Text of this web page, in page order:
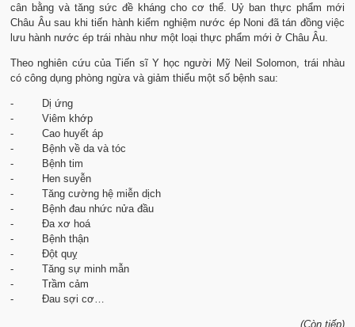
cân bằng và tăng sức đề kháng cho cơ thể. Uỷ ban thực phẩm mới
Châu Âu sau khi tiến hành kiểm nghiệm nước ép Noni đã tán đồng việc
lưu hành nước ép trái nhàu như một loại thực phẩm mới ở Châu Âu.
Theo nghiên cứu của Tiến sĩ Y học người Mỹ Neil Solomon, trái nhàu
có công dụng phòng ngừa và giảm thiểu một số bệnh sau:
- Dị ứng
- Viêm khớp
- Cao huyết áp
- Bệnh về da và tóc
- Bệnh tim
- Hen suyễn
- Tăng cường hệ miễn dịch
- Bệnh đau nhức nửa đầu
- Đa xơ hoá
- Bệnh thận
- Đột quỵ
- Tăng sự minh mẫn
- Trầm cảm
- Đau sợi cơ…
(Còn tiếp)